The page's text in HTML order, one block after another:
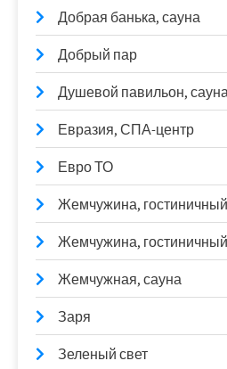
Добрая банька, сауна
Добрый пар
Душевой павильон,
Евразия, СПА-центр
Евро ТО
Жемчужина,
Жемчужина,
Жемчужная, сауна
Заря
Зеленый свет